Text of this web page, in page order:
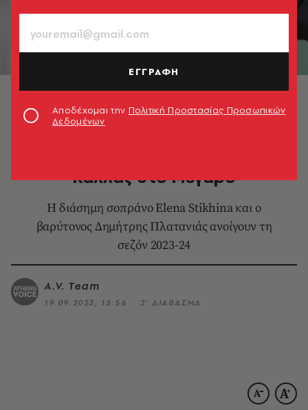
Gala όπερας για τη Μαρία Κάλλας στο Μέγαρο με
διευθύνει ο Λουκάς Καρυτινός
Κάλλας στο Μέγαρο
Η διάσημη σοπράνο Elena Stikhina και ο
βαρύτονος Δημήτρης Πλατανιάς ανοίγουν τη
σεζόν 2023-24
A.V. Team
19.09.2023, 15:56 2’ ΔΙΑΒΑΣΜΑ
ΕΓΓΡΑΦΗ
Αποδέχομαι την Πολιτική Προστασίας Προσωπικών
Δεδομένων